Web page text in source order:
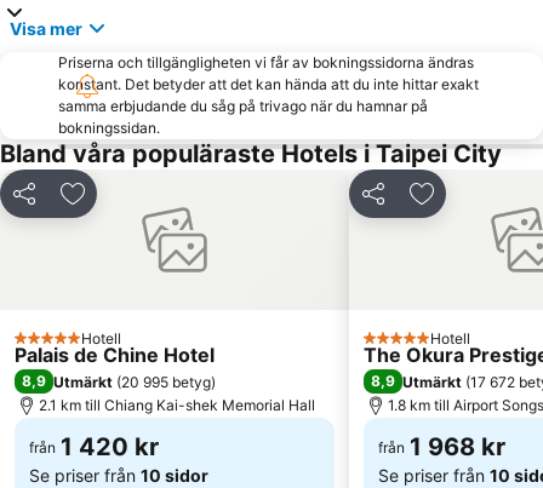
Visa mer
Priserna och tillgängligheten vi får av bokningssidorna ändras
konstant. Det betyder att det kan hända att du inte hittar exakt
samma erbjudande du såg på trivago när du hamnar på
bokningssidan.
Bland våra populäraste Hotels i Taipei City
Dela Lägg till i Mina Favoriter
5 StjärnorHotell
Palais de Chine Hotel
8,9 Utmärkt (20 995 betyg)
2.1 km till Chiang Kai-shek Memorial Hall
från 1 420 kr
Se priser från 10 sidor
Dela Lägg till i
5 StjärnorHotell
The Okura
8,9 Utmärkt (17 672
1.8 km till Airport
från 1 968 kr
Se priser från 10